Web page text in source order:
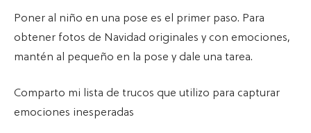
Poner al niño en una pose es el primer paso. Para
obtener fotos de Navidad originales y con emociones,
mantén al pequeño en la pose y dale una tarea.
Comparto mi lista de trucos que utilizo para capturar
emociones inesperadas